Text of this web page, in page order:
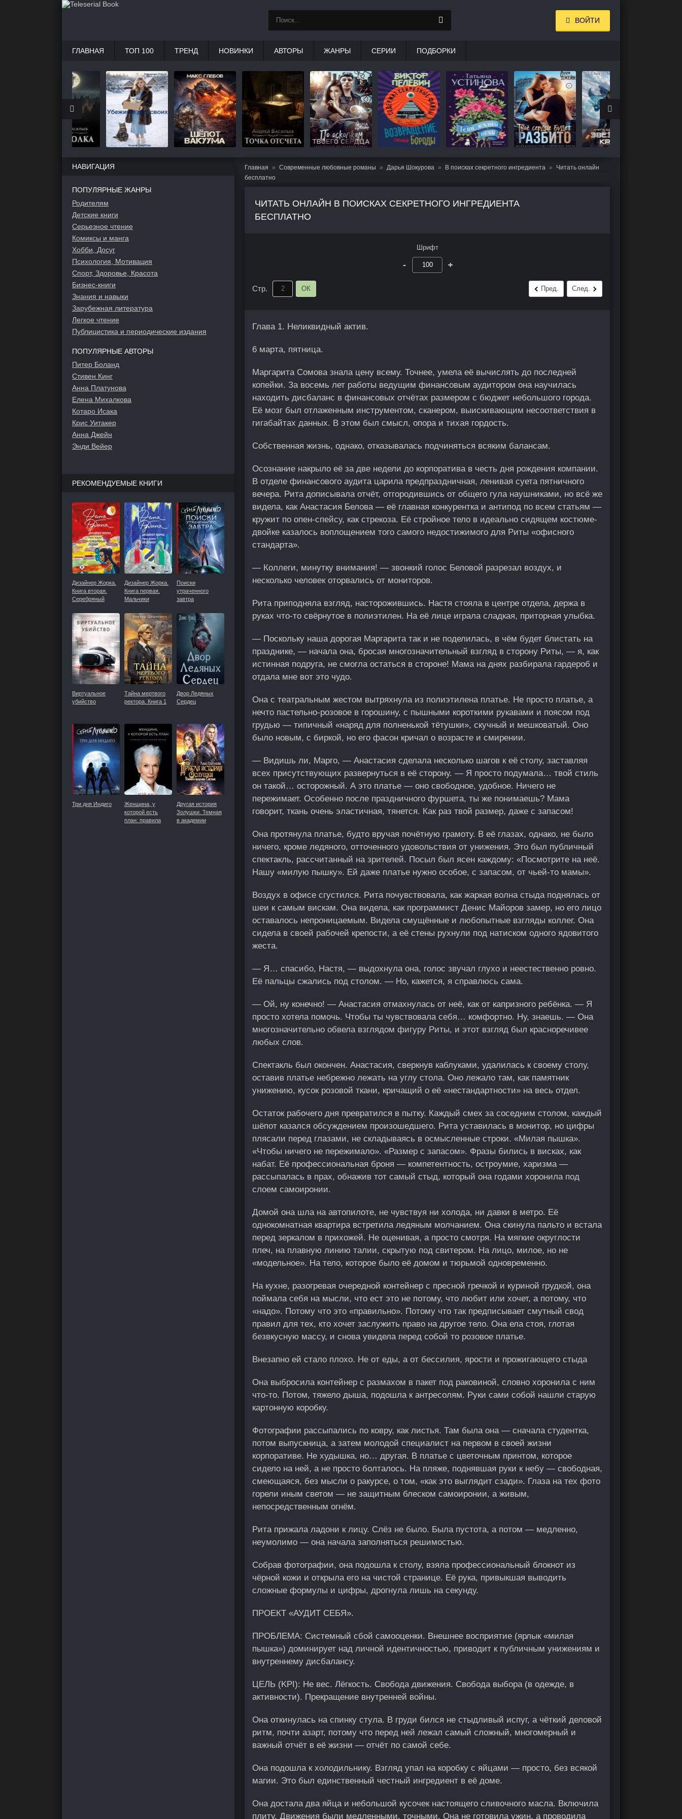
Главная Современные любовные романы Дарья Шокурова В поисках секретного ингредиента
Читать онлайн
бесплатно
ЧИТАТЬ ОНЛАЙН В ПОИСКАХ СЕКРЕТНОГО ИНГРЕДИЕНТА
БЕСПЛАТНО
Шрифт
- +
Стр. ОК Пред. След.
Глава 1. Неликвидный актив.
6 марта, пятница.
Маргарита Сомова знала цену всему. Точнее, умела её вычислять до последней
копейки. За восемь лет работы ведущим финансовым аудитором она научилась
находить дисбаланс в финансовых отчётах размером с бюджет небольшого города.
Её мозг был отлаженным инструментом, сканером, выискивающим несоответствия в
гигабайтах данных. В этом был смысл, опора и тихая гордость.
Собственная жизнь, однако, отказывалась подчиняться всяким балансам.
Осознание накрыло её за две недели до корпоратива в честь дня рождения компании.
В отделе финансового аудита царила предпраздничная, ленивая суета пятничного
вечера. Рита дописывала отчёт, отгородившись от общего гула наушниками, но всё же
видела, как Анастасия Белова — её главная конкурентка и антипод по всем статьям —
кружит по опен-спейсу, как стрекоза. Её стройное тело в идеально сидящем костюме-
двойке казалось воплощением того самого недостижимого для Риты «офисного
стандарта».
— Коллеги, минутку внимания! — звонкий голос Беловой разрезал воздух, и
несколько человек оторвались от мониторов.
Рита приподняла взгляд, насторожившись. Настя стояла в центре отдела, держа в
руках что-то свёрнутое в полиэтилен. На её лице играла сладкая, приторная улыбка.
— Поскольку наша дорогая Маргарита так и не поделилась, в чём будет блистать на
празднике, — начала она, бросая многозначительный взгляд в сторону Риты, — я, как
истинная подруга, не смогла остаться в стороне! Мама на днях разбирала гардероб и
отдала мне вот это чудо.
Она с театральным жестом вытряхнула из полиэтилена платье. Не просто платье, а
нечто пастельно-розовое в горошину, с пышными короткими рукавами и поясом под
грудью — типичный «наряд для полненькой тётушки», скучный и мешковатый. Оно
было новым, с биркой, но его фасон кричал о возрасте и смирении.
— Видишь ли, Марго, — Анастасия сделала несколько шагов к её столу, заставляя
всех присутствующих развернуться в её сторону. — Я просто подумала… твой стиль
он такой… осторожный. А это платье — оно свободное, удобное. Ничего не
пережимает. Особенно после праздничного фуршета, ты же понимаешь? Мама
говорит, ткань очень эластичная, тянется. Как раз твой размер, даже с запасом!
Она протянула платье, будто вручая почётную грамоту. В её глазах, однако, не было
ничего, кроме ледяного, отточенного удовольствия от унижения. Это был публичный
спектакль, рассчитанный на зрителей. Посыл был ясен каждому: «Посмотрите на неё.
Нашу «милую пышку». Ей даже платье нужно особое, с запасом, от чьей-то мамы».
Воздух в офисе сгустился. Рита почувствовала, как жаркая волна стыда поднялась от
шеи к самым вискам. Она видела, как программист Денис Майоров замер, но его лицо
оставалось непроницаемым. Видела смущённые и любопытные взгляды коллег. Она
сидела в своей рабочей крепости, а её стены рухнули под натиском одного ядовитого
жеста.
— Я… спасибо, Настя, — выдохнула она, голос звучал глухо и неестественно ровно.
Её пальцы сжались под столом. — Но, кажется, я справлюсь сама.
— Ой, ну конечно! — Анастасия отмахнулась от неё, как от капризного ребёнка. — Я
просто хотела помочь. Чтобы ты чувствовала себя… комфортно. Ну, знаешь. — Она
многозначительно обвела взглядом фигуру Риты, и этот взгляд был красноречивее
любых слов.
Спектакль был окончен. Анастасия, сверкнув каблуками, удалилась к своему столу,
оставив платье небрежно лежать на углу стола. Оно лежало там, как памятник
унижению, кусок розовой ткани, кричащий о её «нестандартности» на весь отдел.
Остаток рабочего дня превратился в пытку. Каждый смех за соседним столом, каждый
шёпот казался обсуждением произошедшего. Рита уставилась в монитор, но цифры
плясали перед глазами, не складываясь в осмысленные строки. «Милая пышка».
«Чтобы ничего не пережимало». «Размер с запасом». Фразы бились в висках, как
набат. Её профессиональная броня — компетентность, остроумие, харизма —
рассыпалась в прах, обнажив тот самый стыд, который она годами хоронила под
слоем самоиронии.
Домой она шла на автопилоте, не чувствуя ни холода, ни давки в метро. Её
однокомнатная квартира встретила ледяным молчанием. Она скинула пальто и встала
перед зеркалом в прихожей. Не оценивая, а просто смотря. На мягкие округлости
плеч, на плавную линию талии, скрытую под свитером. На лицо, милое, но не
«модельное». На тело, которое было её домом и тюрьмой одновременно.
На кухне, разогревая очередной контейнер с пресной гречкой и куриной грудкой, она
поймала себя на мысли, что ест это не потому, что любит или хочет, а потому, что
«надо». Потому что это «правильно». Потому что так предписывает смутный свод
правил для тех, кто хочет заслужить право на другое тело. Она ела стоя, глотая
безвкусную массу, и снова увидела перед собой то розовое платье.
Внезапно ей стало плохо. Не от еды, а от бессилия, ярости и прожигающего стыда
Она выбросила контейнер с размахом в пакет под раковиной, словно хоронила с ним
что-то. Потом, тяжело дыша, подошла к антресолям. Руки сами собой нашли старую
картонную коробку.
Фотографии рассыпались по ковру, как листья. Там была она — сначала студентка,
потом выпускница, а затем молодой специалист на первом в своей жизни
корпоративе. Не худышка, но… другая. В платье с цветочным принтом, которое
сидело на ней, а не просто болталось. На пляже, поднявшая руки к небу — свободная,
смеющаяся, без мысли о ракурсе, о том, «как это выглядит сзади». Глаза на тех фото
горели иным светом — не защитным блеском самоиронии, а живым,
непосредственным огнём.
Рита прижала ладони к лицу. Слёз не было. Была пустота, а потом — медленно,
неумолимо — она начала заполняться решимостью.
Собрав фотографии, она подошла к столу, взяла профессиональный блокнот из
чёрной кожи и открыла его на чистой странице. Её рука, привыкшая выводить
сложные формулы и цифры, дрогнула лишь на секунду.
ПРОЕКТ «АУДИТ СЕБЯ».
ПРОБЛЕМА: Системный сбой самооценки. Внешнее восприятие (ярлык «милая
пышка») доминирует над личной идентичностью, приводит к публичным унижениям и
внутреннему дисбалансу.
ЦЕЛЬ (KPI): Не вес. Лёгкость. Свобода движения. Свобода выбора (в одежде, в
активности). Прекращение внутренней войны.
Она откинулась на спинку стула. В груди бился не стыдливый испуг, а чёткий деловой
ритм, почти азарт, потому что перед ней лежал самый сложный, многомерный и
важный отчёт в её жизни — отчёт по самой себе.
Она подошла к холодильнику. Взгляд упал на коробку с яйцами — просто, без всякой
магии. Это был единственный честный ингредиент в её доме.
Она достала два яйца и небольшой кусочек настоящего сливочного масла. Включила
плиту. Движения были медленными, точными. Она не готовила ужин, а проводила
НАВИГАЦИЯ
ПОПУЛЯРНЫЕ ЖАНРЫ
Родителям
Детские книги
Серьезное чтение
Комиксы и манга
Хобби, Досуг
Психология, Мотивация
Спорт, Здоровье, Красота
Бизнес-книги
Знания и навыки
Зарубежная литература
Легкое чтение
Публицистика и периодические издания
ПОПУЛЯРНЫЕ АВТОРЫ
Питер Боланд
Стивен Кинг
Анна Платунова
Елена Михалкова
Котаро Исака
Крис Уитакер
Анна Джейн
Энди Вейер
РЕКОМЕНДУЕМЫЕ КНИГИ
Дизайнер Жорка.
Книга вторая.
Серебряный
Дизайнер Жорка.
Книга первая.
Мальчики
Поиски
утраченного
завтра
Виртуальное
убийство
Тайна мертвого
ректора. Книга 1
Двор Ледяных
Сердец
Три дня Индиго
Женщина, у
которой есть
план: правила
Другая история
Золушки. Темная
в академии
ВОЙТИ
ГЛАВНАЯ ТОП 100 ТРЕНД НОВИНКИ АВТОРЫ ЖАНРЫ СЕРИИ ПОДБОРКИ